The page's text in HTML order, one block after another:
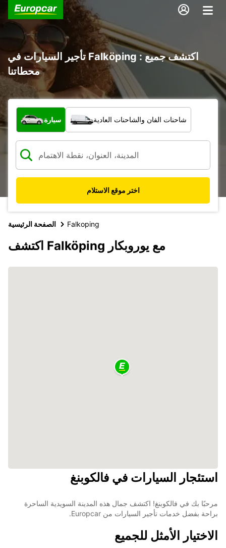
تأجير السيارات في Falköping : اكتشف جميع
محطاتنا
ما نوع المركبة؟
سيارة شاحنات الفان والشاحنات العادية
اختر موقع الاستلام
الصفحة الرئيسية Falkoping
اكتشف Falköping مع يوروبكار
استئجار السيارات في فالكوبنغ
مرحبًا بك في فالكوبنغ! اكتشف جمال هذه المدينة السويدية الساحرة
براحة بفضل خدمات تأجير السيارات من Europcar.
الاختيار الأمثل للجميع